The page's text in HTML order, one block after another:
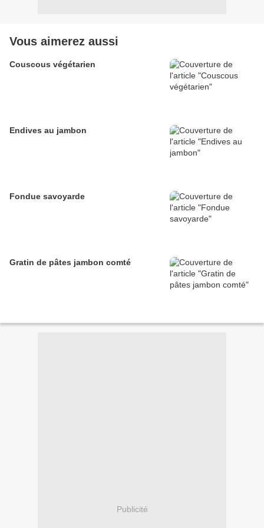
Vous aimerez aussi
Couscous végétarien
Endives au jambon
Fondue savoyarde
Gratin de pâtes jambon comté
Publicité